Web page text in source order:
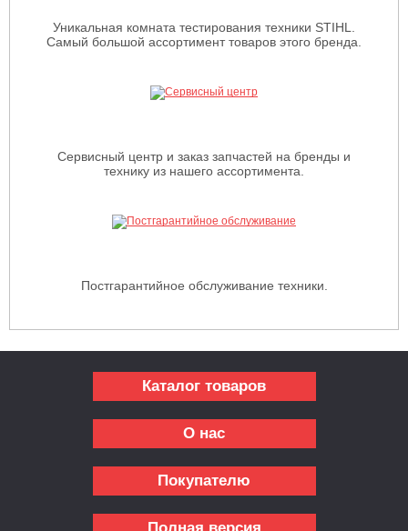
Уникальная комната тестирования техники STIHL.
Самый большой ассортимент товаров этого бренда.
Сервисный центр и заказ запчастей на бренды и
технику из нашего ассортимента.
Постгарантийное обслуживание техники.
Каталог товаров
О нас
Покупателю
Полная версия